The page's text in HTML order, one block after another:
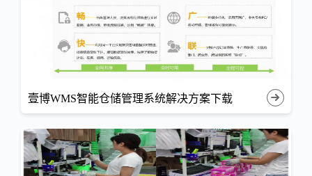
壹博WMS智能仓储管理系统解决方案下载